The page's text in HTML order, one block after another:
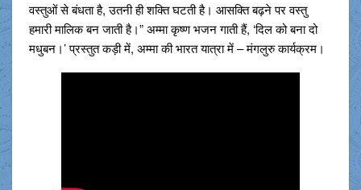
वस्तुओं से बंधता है, उतनी ही शक्ति घटती है। आसक्ति बढ़ने पर वस्तु
हमारी मालिक बन जाती है।” अम्मा कृष्ण भजन गाती हैं, ‘दिल को बना दो
मधुबन।’ प्रस्तुत कड़ी में, अम्मा की भारत यात्रा में – मंगलुरु कार्यक्रम।